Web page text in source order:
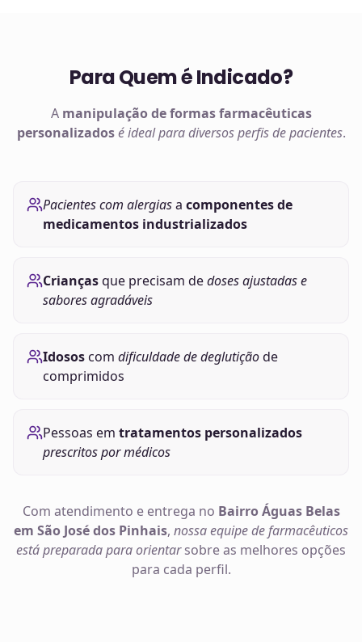
Para Quem é Indicado?
A manipulação deformas farmacêuticas
personalizados é ideal para diversos perfis de pacientes.
Pacientes com alergiasa componentes de
medicamentos industrializados
Criançasque precisam dedoses ajustadas e
sabores agradáveis
Idososcom dificuldade de deglutiçãode
comprimidos
Pessoas em tratamentos personalizados
prescritos por médicos
Com atendimento e entrega no Bairro Águas Belas
em São José dos Pinhais, nossa equipe de farmacêuticos
está preparada para orientarsobre as melhores opções
para cada perfil.